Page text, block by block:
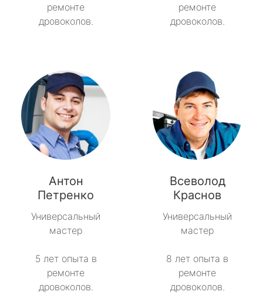
ремонте
дровоколов.
ремонте
дровоколов.
Антон
Петренко
Универсальный
мастер
5 лет опыта в
ремонте
дровоколов.
Всеволод
Краснов
Универсальный
мастер
8 лет опыта в
ремонте
дровоколов.